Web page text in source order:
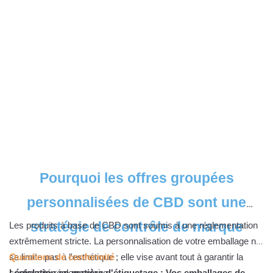
Pourquoi les offres groupées
personnalisées de CBD sont une
stratégie de contrôle de marque
Les produits à base de CBD sont soumis à une réglementation
extrêmement stricte. La personnalisation de votre emballage ne
se limite pas à l'esthétique ; elle vise avant tout à garantir la
Questions de conformité